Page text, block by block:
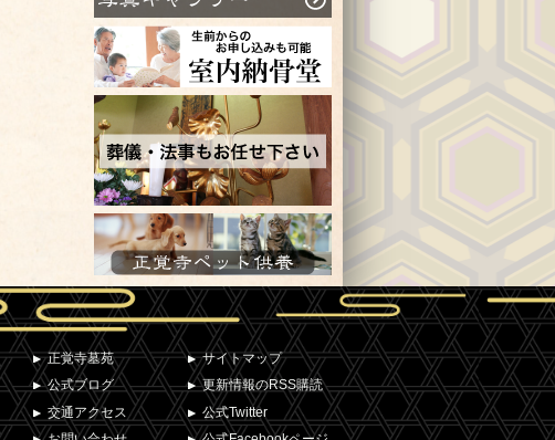
サイトマップ
更新情報のRSS購読
公式Twitter
正覚寺墓苑
公式ブログ
交通アクセス